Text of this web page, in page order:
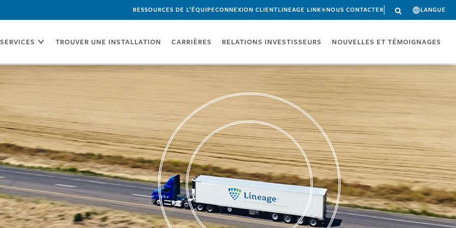
RESSOURCES DE L’ÉQUIPECONNEXION CLIENTLINEAGE LINK®NOUS CONTACTER LANGUE
SERVICES TROUVER UNE INSTALLATION CARRIÈRES RELATIONS INVESTISSEURS NOUVELLES ET TÉMOIGNAGES